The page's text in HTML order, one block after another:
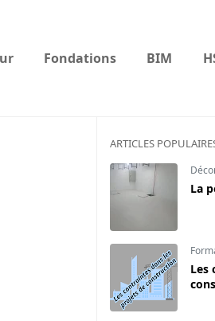
Fondations BIM
ARTICLES
La
Les